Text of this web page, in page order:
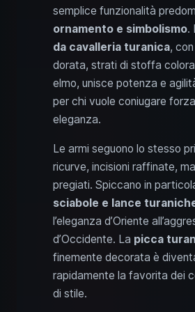
semplice funzionalità
ornamento e simbolismo.
da cavalleria turanica,
dorata, strati di stoffa
elmo, unisce potenza e
per chi vuole coniugare
eleganza.
Le armi seguono lo stesso
ricurve, incisioni raffinate,
pregiati. Spiccano in
sciabole e lance
l’eleganza d’Oriente
d’Occidente. La picca
finemente decorata è
rapidamente la favorita dei
di stile.